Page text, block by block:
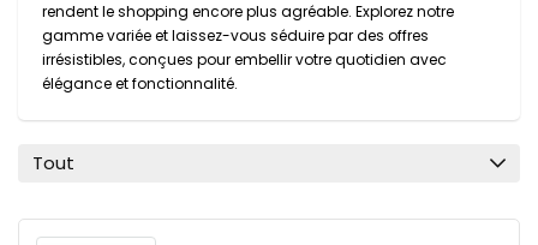
rendent le shopping encore plus agréable. Explorez notre
gamme variée et laissez-vous séduire par des offres
irrésistibles, conçues pour embellir votre quotidien avec
élégance et fonctionnalité.
Tout